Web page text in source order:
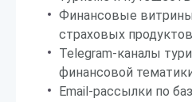
Финансовые
страховых продуктов
Telegram-каналы
финансовой
Email-рассылки по